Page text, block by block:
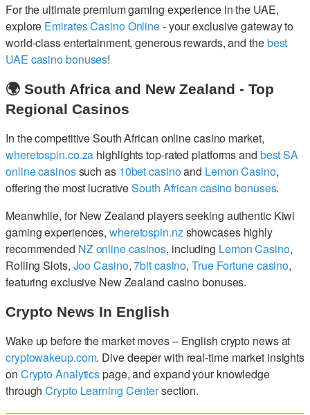
For the ultimate premium gaming experience in the UAE,
explore Emirates Casino Online- your exclusive gateway to
world-class entertainment, generous rewards, and thebest
UAE casino bonuses!
🌍 South Africa and New Zealand - Top
Regional Casinos
In the competitive South African online casino market,
wheretospin.co.za highlights top-rated platforms and best SA
online casinossuch as 10bet casinoand Lemon Casino,
offering the most lucrativeSouth African casino bonuses.
Meanwhile, for New Zealand players seeking authentic Kiwi
gaming experiences, wheretospin.nzshowcases highly
recommended NZ online casinos, including Lemon Casino,
Rolling Slots, Joo Casino,7bit casino,True Fortune casino,
featuring exclusive New Zealand casino bonuses.
Crypto News In English
Wake up before the market moves – English crypto news at
cryptowakeup.com. Dive deeper with real-time market insights
on Crypto Analyticspage, and expand your knowledge
throughCrypto Learning Centersection.